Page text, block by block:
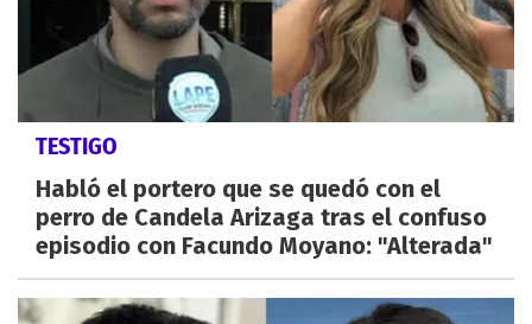
TESTIGO
Habló el portero que se quedó con el
perro de Candela Arizaga tras el confuso
episodio con Facundo Moyano: "Alterada"